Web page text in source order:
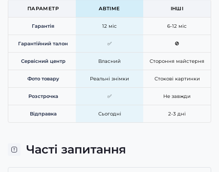
ПАРАМЕТР ABTIME ІНШІ
Гарантія 12 міс 6-12 міс
Гарантійний талон ✅ 🚫
Сервісний центр Власний Стороння майстерня
Фото товару Реальні знімки Стокові картинки
Розстрочка ✅ Не завжди
Відправка Сьогодні 2-3 дні
Часті запитання